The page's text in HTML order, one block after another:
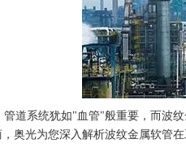
道系统犹如"血管"般重要，而波
奥光为您深入解析波纹金属软管